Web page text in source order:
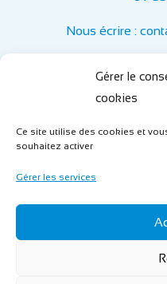
Gérer le
cookies
Ce site utilise des cookies et
souhaitez activer
Gérer les services
Nous écrire :
Lundi au